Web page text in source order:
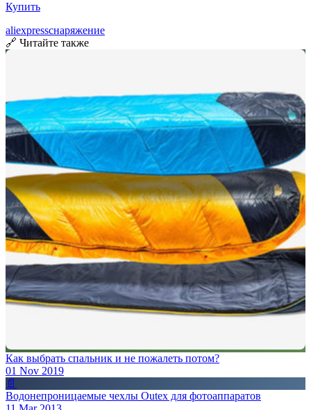
Купить
aliexpressснаряжение
🔗 Читайте также
Как выбрать спальник и не пожалеть потом?
01 Nov 2019
📄
Водонепроницаемые чехлы Outex для фотоаппаратов